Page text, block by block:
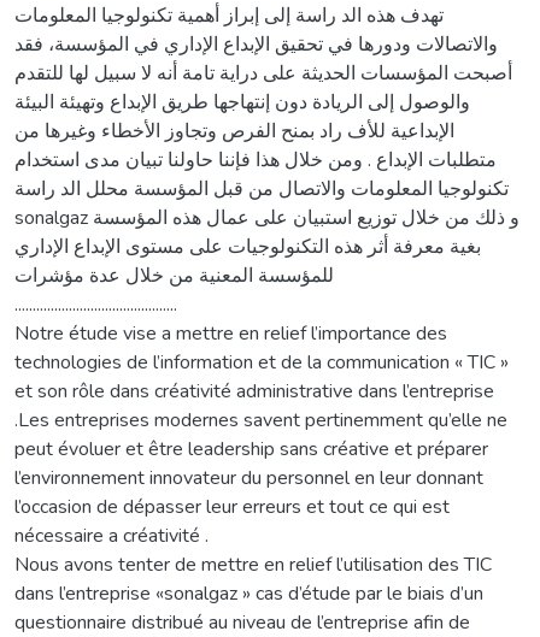
تهدف هذه الد راسة إلى إبراز أهمیة تكنولوجیا المعلومات
والاتصالات ودورها في تحقیق الإبداع الإداري في المؤسسة، فقد
أصبحت المؤسسات الحدیثة على درایة تامة أنه لا سبیل لها للتقدم
والوصول إلى الریادة دون إنتهاجها طریق الإبداع وتهیئة البیئة
الإبداعیة للأف راد بمنح الفرص وتجاوز الأخطاء وغیرها من
متطلبات الإبداع . ومن خلال هذا فإننا حاولنا تبیان مدى استخدام
تكنولوجیا المعلومات والاتصال من قبل المؤسسة محلل الد راسة
sonalgaz و ذلك من خلال توزیع استبیان على عمال هذه المؤسسة
بغیة معرفة أثر هذه التكنولوجیات على مستوى الإبداع الإداري
للمؤسسة المعنیة من خلال عدة مؤشرات
.............................................
Notre étude vise a mettre en relief l’importance des
technologies de l’information et de la communication « TIC »
et son rôle dans créativité administrative dans l’entreprise
.Les entreprises modernes savent pertinemment qu’elle ne
peut évoluer et être leadership sans créative et préparer
l’environnement innovateur du personnel en leur donnant
l’occasion de dépasser leur erreurs et tout ce qui est
nécessaire a créativité .
Nous avons tenter de mettre en relief l’utilisation des TIC
dans l’entreprise «sonalgaz » cas d’étude par le biais d’un
questionnaire distribué au niveau de l’entreprise afin de